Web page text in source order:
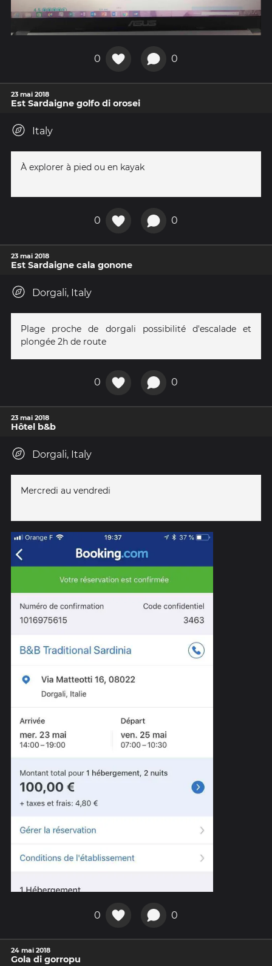
0 0
23 mai 2018
Est Sardaigne golfo di orosei
Italy
À explorer à pied ou en kayak
0 0
23 mai 2018
Est Sardaigne cala gonone
Dorgali, Italy
Plage proche de dorgali possibilité d'escalade et
plongée 2h de route
0 0
23 mai 2018
Hôtel b&b
Dorgali, Italy
Mercredi au vendredi
0 0
24 mai 2018
Gola di gorropu